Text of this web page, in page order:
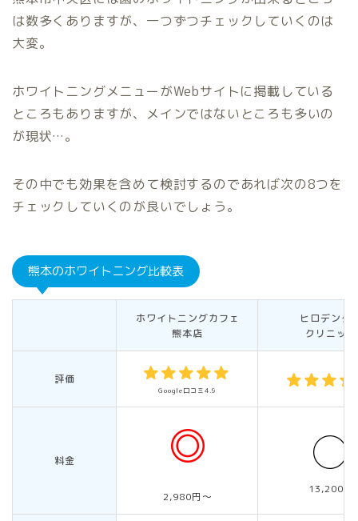
は数多くありますが、一つずつチェックしていくのは
大変。
ホワイトニングメニューがWebサイトに掲載している
ところもありますが、メインではないところも多いの
が現状…。
その中でも効果を含めて検討するのであれば次の8つを
チェックしていくのが良いでしょう。
熊本のホワイトニング比較表
ホワイトニングカフェ
熊本店
ヒロデンタ
クリニック
評価
Google口コミ4.9
料金
2,980円〜
13,200円